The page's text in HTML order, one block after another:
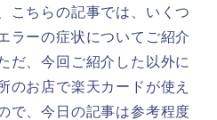
こちらの記事では、いくつ
ラーの症状についてご紹介
だ、今回ご紹介した以外に
のお店で楽天カードが使え
で、今日の記事は参考程度